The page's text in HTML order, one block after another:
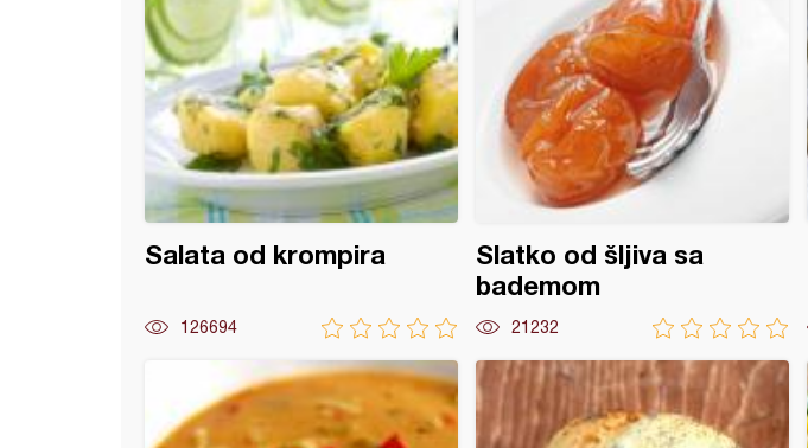
Salata od krompira
126694
Slatko od šljiva sa
bademom
21232